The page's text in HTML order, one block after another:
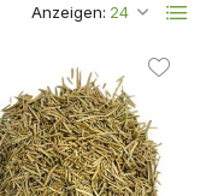
Anzeigen: